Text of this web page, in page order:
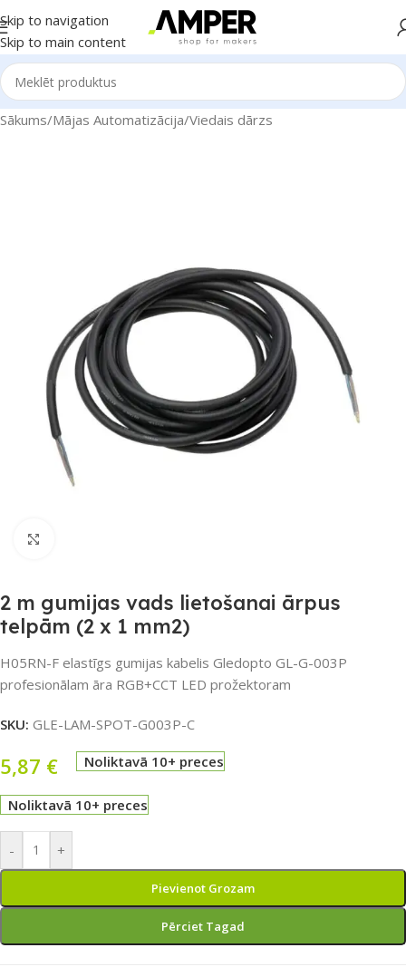
Skip to navigation
Skip to main content
Sākums/Mājas Automatizācija/Viedais dārzs
2 m gumijas vads lietošanai ārpus
telpām (2 x 1 mm2)
H05RN-F elastīgs gumijas kabelis Gledopto GL-G-003P
profesionālam āra RGB+CCT LED prožektoram
SKU: GLE-LAM-SPOT-G003P-C
5,87 € Noliktavā 10+ preces
Noliktavā 10+ preces
- +
Pievienot Grozam
Pērciet Tagad